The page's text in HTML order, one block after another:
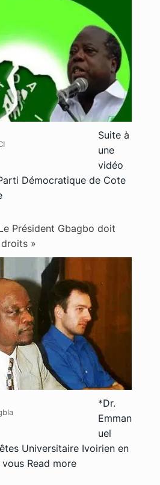
Suite à
une
vidéo
Démocratique de Cote
Président Gbagbo doit
»
*Dr.
Emman
uel
Universitaire Ivoirien en
Read more